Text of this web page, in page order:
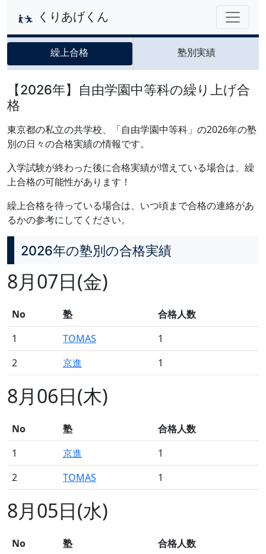
くりあげくん
繰上合格 塾別実績
【2026年】自由学園中等科の繰り上げ合
格
東京都の私立の共学校、「自由学園中等科」の2026年の塾
別の日々の合格実績の情報です。
入学試験が終わった後に合格実績が増えている場合は、繰
上合格の可能性があります！
繰上合格を待っている場合は、いつ頃まで合格の連絡があ
るかの参考にしてください。
2026年の塾別の合格実績
8月07日(金)
No 塾
合格人数
1
TOMAS
1
2
京進 1
8月06日(木)
No 塾
合格人数
1
京進
1
2
TOMAS 1
8月05日(水)
No 塾
合格人数